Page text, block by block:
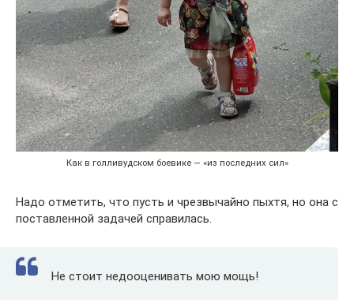
Как в голливудском боевике — «из последних сил»
Надо отметить, что пусть и чрезвычайно пыхтя, но она с
поставленной задачей справилась.
Не стоит недооценивать мою мощь!